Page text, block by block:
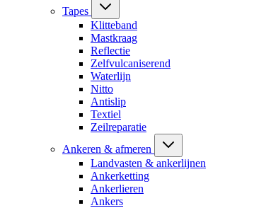
Tapes
Klitteband
Mastkraag
Reflectie
Zelfvulcaniserend
Waterlijn
Nitto
Antislip
Textiel
Zeilreparatie
Ankeren & afmeren
Landvasten & ankerlijnen
Ankerketting
Ankerlieren
Ankers